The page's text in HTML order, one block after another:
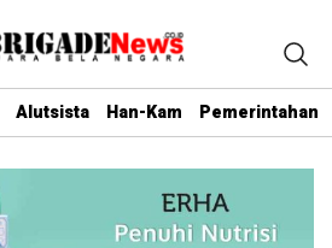
Alutsista Han-Kam Pemerintahan